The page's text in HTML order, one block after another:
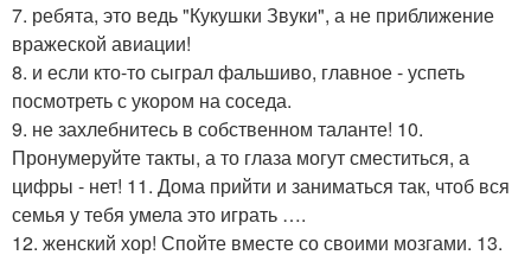
7. ребята, это ведь "Кукушки Звуки", а не приближение
вражеской авиации!
8. и если кто-то сыграл фальшиво, главное - успеть
посмотреть с укором на соседа.
9. не захлебнитесь в собственном таланте! 10.
Пронумеруйте такты, а то глаза могут сместиться, а
цифры - нет! 11. Дома прийти и заниматься так, чтоб вся
семья у тебя умела это играть ….
12. женский хор! Спойте вместе со своими мозгами. 13.